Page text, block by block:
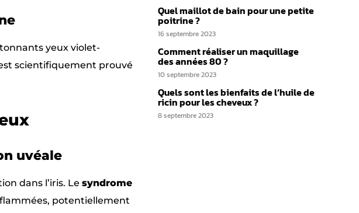
yeux violet-
scientifiquement prouvé
uvéale
dans l’iris. Le syndrome
potentiellement
Quel maillot de bain pour une petite
poitrine ?
16 septembre 2023
Comment réaliser un maquillage
des années 80 ?
10 septembre 2023
Quels sont les bienfaits de l’huile de
ricin pour les cheveux ?
8 septembre 2023